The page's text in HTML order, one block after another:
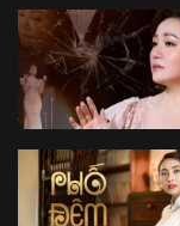
Yêu dân tộc Việt
Yêu cha yêu mẹ ơn
Yêu cô nhà bên thuở
Giờ này nên nghĩa
Thương ai, thương ai
Bơ vơ tha hương đất
Ngậm ngùi lòng xót